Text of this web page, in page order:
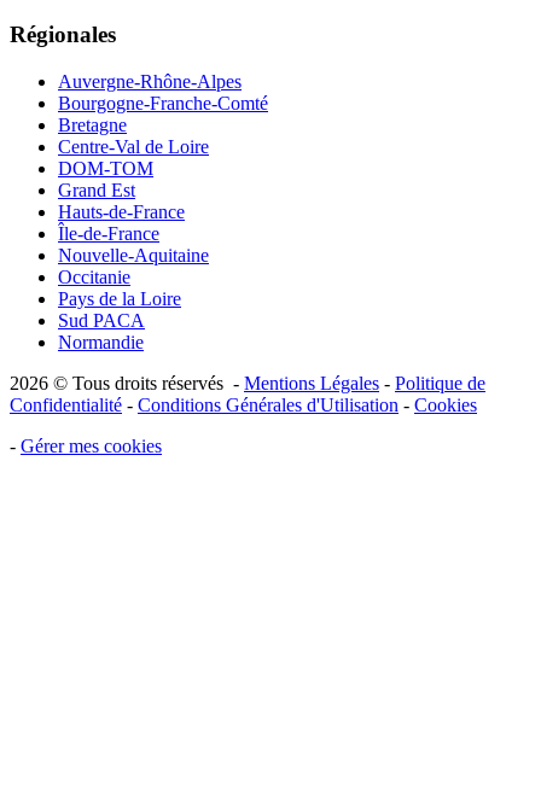
Régionales
Auvergne-Rhône-Alpes
Bourgogne-Franche-Comté
Bretagne
Centre-Val de Loire
DOM-TOM
Grand Est
Hauts-de-France
Île-de-France
Nouvelle-Aquitaine
Occitanie
Pays de la Loire
Sud PACA
Normandie
2026 © Tous droits réservés - Mentions Légales - Politique de
Confidentialité - Conditions Générales d'Utilisation - Cookies
- Gérer mes cookies